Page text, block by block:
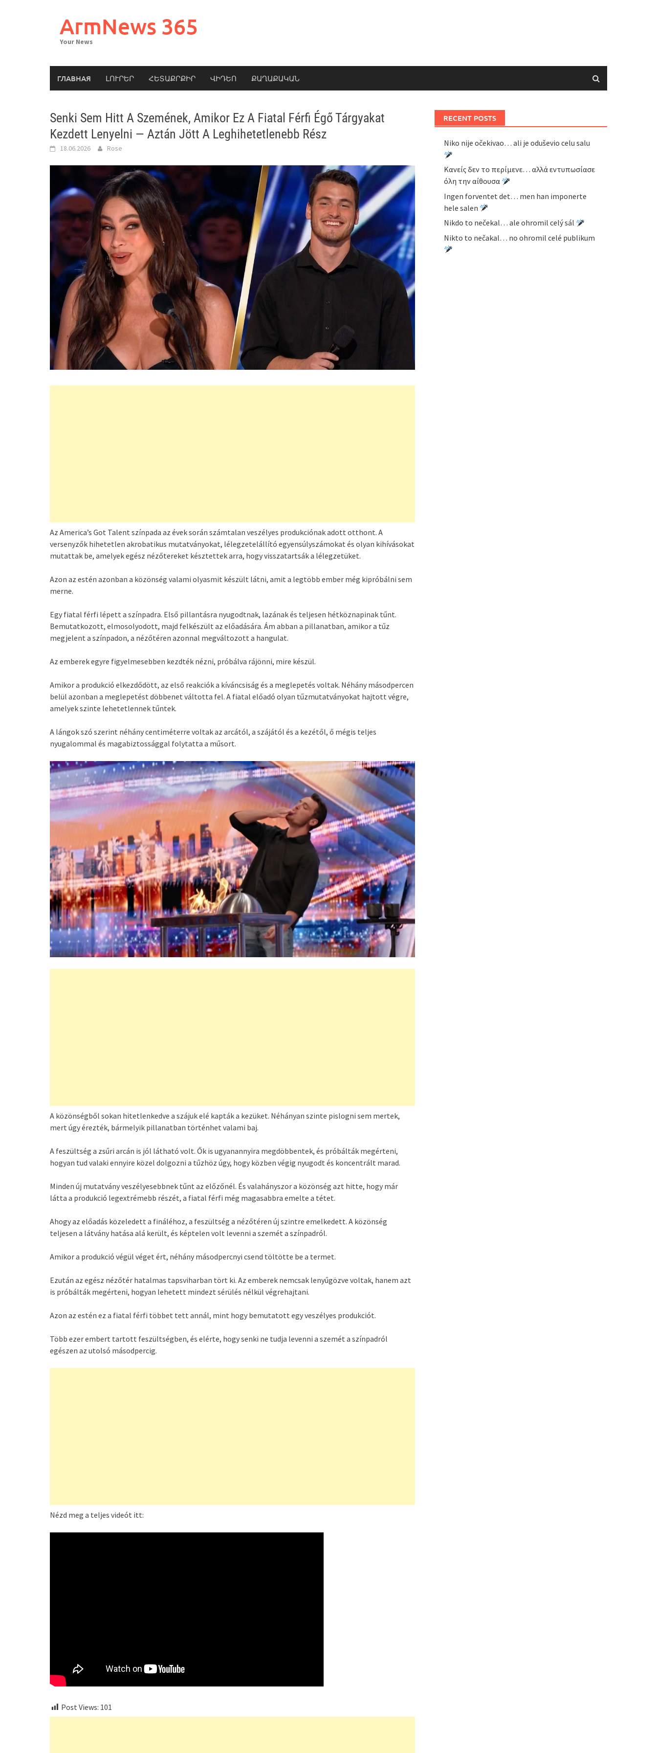
ArmNews 365
Your News
ГЛАВНАЯ ԼՈՒՐԵՐ ՀԵՏԱՔՐՔԻՐ ՎԻԴԵՈ ՔԱՂԱՔԱԿԱՆ
Senki Sem Hitt A Szemének, Amikor Ez A Fiatal Férfi Égő Tárgyakat
Kezdett Lenyelni — Aztán Jött A Leghihetetlenebb Rész
18.06.2026 Rose
Az America’s Got Talent színpada az évek során számtalan veszélyes produkciónak adott otthont. A
versenyzők hihetetlen akrobatikus mutatványokat, lélegzetelállító egyensúlyszámokat és olyan kihívásokat
mutattak be, amelyek egész nézőtereket késztettek arra, hogy visszatartsák a lélegzetüket.
Azon az estén azonban a közönség valami olyasmit készült látni, amit a legtöbb ember még kipróbálni sem
merne.
Egy fiatal férfi lépett a színpadra. Első pillantásra nyugodtnak, lazának és teljesen hétköznapinak tűnt.
Bemutatkozott, elmosolyodott, majd felkészült az előadására. Ám abban a pillanatban, amikor a tűz
megjelent a színpadon, a nézőtéren azonnal megváltozott a hangulat.
Az emberek egyre figyelmesebben kezdték nézni, próbálva rájönni, mire készül.
Amikor a produkció elkezdődött, az első reakciók a kíváncsiság és a meglepetés voltak. Néhány másodpercen
belül azonban a meglepetést döbbenet váltotta fel. A fiatal előadó olyan tűzmutatványokat hajtott végre,
amelyek szinte lehetetlennek tűntek.
A lángok szó szerint néhány centiméterre voltak az arcától, a szájától és a kezétől, ő mégis teljes
nyugalommal és magabiztossággal folytatta a műsort.
A közönségből sokan hitetlenkedve a szájuk elé kapták a kezüket. Néhányan szinte pislogni sem mertek,
mert úgy érezték, bármelyik pillanatban történhet valami baj.
A feszültség a zsűri arcán is jól látható volt. Ők is ugyanannyira megdöbbentek, és próbálták megérteni,
hogyan tud valaki ennyire közel dolgozni a tűzhöz úgy, hogy közben végig nyugodt és koncentrált marad.
Minden új mutatvány veszélyesebbnek tűnt az előzőnél. És valahányszor a közönség azt hitte, hogy már
látta a produkció legextrémebb részét, a fiatal férfi még magasabbra emelte a tétet.
Ahogy az előadás közeledett a fináléhoz, a feszültség a nézőtéren új szintre emelkedett. A közönség
teljesen a látvány hatása alá került, és képtelen volt levenni a szemét a színpadról.
Amikor a produkció végül véget ért, néhány másodpercnyi csend töltötte be a termet.
Ezután az egész nézőtér hatalmas tapsviharban tört ki. Az emberek nemcsak lenyűgözve voltak, hanem azt
is próbálták megérteni, hogyan lehetett mindezt sérülés nélkül végrehajtani.
Azon az estén ez a fiatal férfi többet tett annál, mint hogy bemutatott egy veszélyes produkciót.
Több ezer embert tartott feszültségben, és elérte, hogy senki ne tudja levenni a szemét a színpadról
egészen az utolsó másodpercig.
Nézd meg a teljes videót itt:
Post Views: 101
RECENT POSTS
Niko nije očekivao… ali je oduševio celu salu
Κανείς δεν το περίμενε… αλλά εντυπωσίασε
όλη την αίθουσα
Ingen forventet det… men han imponerte
hele salen
Nikdo to nečekal… ale ohromil celý sál
Nikto to nečakal… no ohromil celé publikum